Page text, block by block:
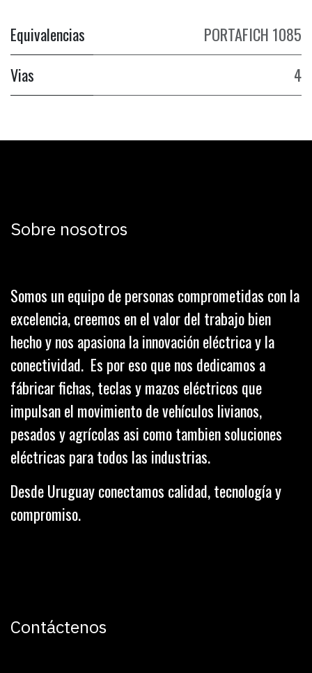
Equivalencias
PORTAFICH 1085
Vias
4
Sobre nosotros
Somos un equipo de personas comprometidas con la
excelencia, creemos en el valor del trabajo bien
hecho y nos apasiona la innovación eléctrica y la
conectividad. Es por eso que nos dedicamos a
fábricar fichas, teclas y mazos eléctricos que
impulsan el movimiento de vehículos livianos,
pesados y agrícolas asi como tambien soluciones
eléctricas para todos las industrias.
Desde Uruguay conectamos calidad, tecnología y
compromiso.
Contáctenos